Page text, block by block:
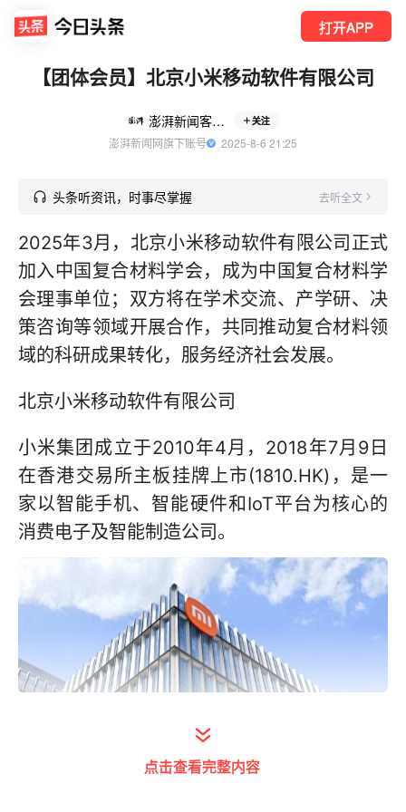
打开APP
【团体会员】北京小米移动软件有限公司
澎湃新闻客户端 关注
澎湃新闻网旗下账号
  2025-8-6 21:25
头条听资讯，时事尽掌握 去听全文
2025年3月，北京小米移动软件有限公司正式
加入中国复合材料学会，成为中国复合材料学
会理事单位；双方将在学术交流、产学研、决
策咨询等领域开展合作，共同推动复合材料领
域的科研成果转化，服务经济社会发展。
北京小米移动软件有限公司
小米集团成立于2010年4月，2018年7月9日
在香港交易所主板挂牌上市(1810.HK)，是一
家以智能手机、智能硬件和IoT平台为核心的
消费电子及智能制造公司。
胸怀“和用户交朋友，做用户心中最酷的公司”
的产品服务体验和公司运营效率，努力践行“始
点击查看完整内容